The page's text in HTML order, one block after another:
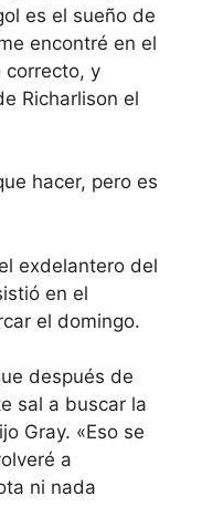
es el sueño de
encontré en el
correcto, y
Richarlison el
hacer, pero es
exdelantero del
en el
el domingo.
después de
sal a buscar la
Gray. «Eso se
a
ni nada